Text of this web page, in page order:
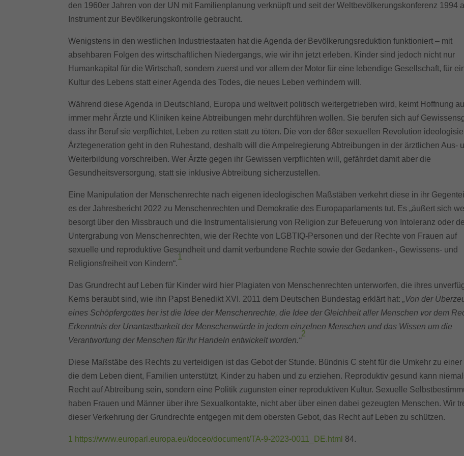
den 1960er Jahren von der UN mit Familienplanung verknüpft und seit der Weltbevölkerungskonferenz 1994
Instrument zur Bevölkerungskontrolle gebraucht.
Wenigstens in den westlichen Industriestaaten hat die Agenda der Bevölkerungsreduktion funktioniert – mit
absehbaren Folgen des wirtschaftlichen Niedergangs, wie wir ihn jetzt erleben. Kinder sind jedoch nicht nur
Humankapital für die Wirtschaft, sondern zuerst und vor allem der Motor für eine lebendige Gesellschaft, für
Kultur des Lebens statt einer Agenda des Todes, die neues Leben verhindern will.
Während diese Agenda in Deutschland, Europa und weltweit politisch weitergetrieben wird, keimt Hoffnung
immer mehr Ärzte und Kliniken keine Abtreibungen mehr durchführen wollen. Sie berufen sich auf
dass ihr Beruf sie verpflichtet, Leben zu retten statt zu töten. Die von der 68er sexuellen Revolution
Ärztegeneration geht in den Ruhestand, deshalb will die Ampelregierung Abtreibungen in der ärztlichen Aus-
Weiterbildung vorschreiben. Wer Ärzte gegen ihr Gewissen verpflichten will, gefährdet damit aber die
Gesundheitsversorgung, statt sie inklusive Abtreibung sicherzustellen.
Eine Manipulation der Menschenrechte nach eigenen ideologischen Maßstäben verkehrt diese in ihr
es der Jahresbericht 2022 zu Menschenrechten und Demokratie des Europaparlaments tut. Es „äußert sich
besorgt über den Missbrauch und die Instrumentalisierung von Religion zur Befeuerung von Intoleranz oder
Untergrabung von Menschenrechten, wie der Rechte von LGBTIQ-Personen und der Rechte von Frauen auf
sexuelle und reproduktive Gesundheit und damit verbundene Rechte sowie der Gedanken-, Gewissens- und
Religionsfreiheit von Kindern“.
1
Das Grundrecht auf Leben für Kinder wird hier Plagiaten von Menschenrechten unterworfen, die ihres
Kerns beraubt sind, wie ihn Papst Benedikt XVI. 2011 dem Deutschen Bundestag erklärt hat:„Von der
eines Schöpfergottes her ist die Idee der Menschenrechte, die Idee der Gleichheit aller Menschen vor dem
Erkenntnis der Unantastbarkeit der Menschenwürde in jedem einzelnen Menschen und das Wissen um die
Verantwortung der Menschen für ihr Handeln entwickelt worden.“
2
Diese Maßstäbe des Rechts zu verteidigen ist das Gebot der Stunde. Bündnis C steht für die Umkehr zu einer
die dem Leben dient, Familien unterstützt, Kinder zu haben und zu erziehen. Reproduktiv gesund kann
Recht auf Abtreibung sein, sondern eine Politik zugunsten einer reproduktiven Kultur. Sexuelle
haben Frauen und Männer über ihre Sexualkontakte, nicht aber über einen dabei gezeugten Menschen. Wir
dieser Verkehrung der Grundrechte entgegen mit dem obersten Gebot, das Recht auf Leben zu schützen.
1 https://www.europarl.europa.eu/doceo/document/TA-9-2023-0011_DE.html 84.
Essenzielle Cookies ermöglichen grundlegende Funktionen und sind für die einwandfreie
Funktion der Website erforderlich.
Externe Medien (7)
Inhalte von Videoplattformen und Social-Media-Plattformen werden standardmäßig
Wenn Cookies von externen Medien akzeptiert werden, bedarf der Zugriff auf diese Inhalte
keiner manuellen Einwilligung mehr.